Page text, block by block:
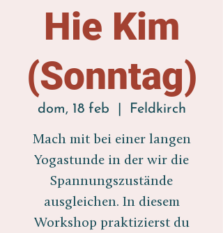
Hie Kim
(Sonntag)
dom, 18 feb Feldkirch
Mach mit bei einer langen
Yogastunde in der wir die
Spannungszustände
ausgleichen. In diesem
Workshop praktizierst du